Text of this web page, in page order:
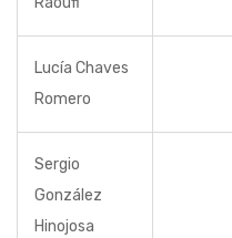
Lucía Chaves
Romero
Sergio
González
Hinojosa